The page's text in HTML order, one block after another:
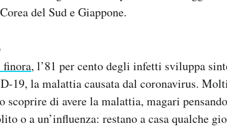
del Sud e Giappone.
, l’81 per cento degli infetti sviluppa
19, la malattia causata dal coronavirus.
scoprire di avere la malattia, magari
o a un’influenza: restano a casa qualche